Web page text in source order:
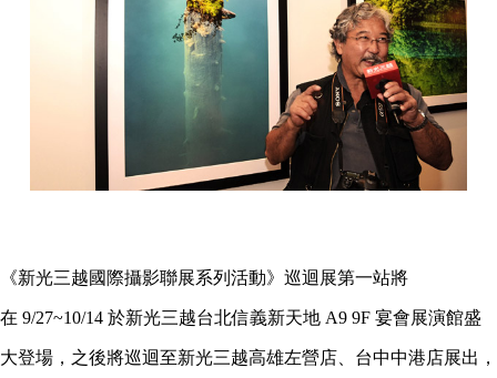
《新光三越國際攝影聯展系列活動》巡迴展第一站將
在 9/27~10/14 於新光三越台北信義新天地 A9 9F 宴會展演館盛
大登場，之後將巡迴至新光三越高雄左營店、台中中港店展出，